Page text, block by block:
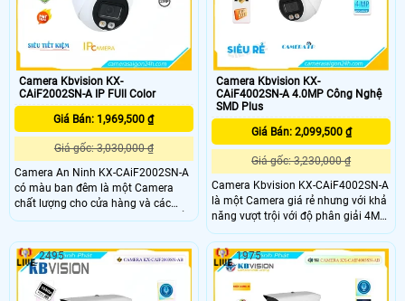
Camera Kbvision KX-
CAiF2002SN-A IP FUll Color
Giá Bán: 1,969,500 ₫
Giá gốc: 3,030,000 ₫
Camera An Ninh KX-CAiF2002SN-A
có màu ban đêm là một Camera
chất lượng cho cửa hàng và các
không gian khác. Với khả năng hiển
khoảng cách xem đến 30m, camera
này đáp ứng nhu cầu quan sát hiệu
quả trong ánh sáng yếu
Camera Kbvision KX-
CAiF4002SN-A 4.0MP Công Nghệ
SMD Plus
Giá Bán: 2,099,500 ₫
Giá gốc: 3,230,000 ₫
Camera Kbvision KX-CAiF4002SN-A
là một Camera giá rẻ nhưng với khả
năng vượt trội với độ phân giải 4MP
camera cho hình ảnh sắc nét và chi
tiết. Thiết kế nhỏ gọn và dễ dàng lắp
đặt, giúp camera phù hợp với nhiều
ngoại thông minh cho phép quan
2495 1975